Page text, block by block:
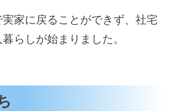
家に戻ることができず、社宅
らしが始まりました。